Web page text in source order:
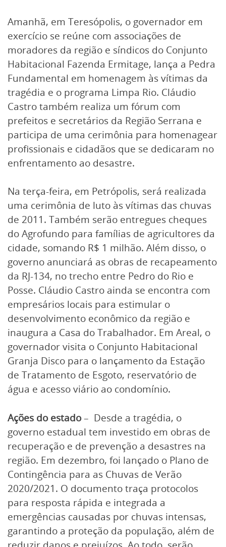
Amanhã, em Teresópolis, o governador em
exercício se reúne com associações de
moradores da região e síndicos do Conjunto
Habitacional Fazenda Ermitage, lança a Pedra
Fundamental em homenagem às vítimas da
tragédia e o programa Limpa Rio. Cláudio
Castro também realiza um fórum com
prefeitos e secretários da Região Serrana e
participa de uma cerimônia para homenagear
profissionais e cidadãos que se dedicaram no
enfrentamento ao desastre.
Na terça-feira, em Petrópolis, será realizada
uma cerimônia de luto às vítimas das chuvas
de 2011. Também serão entregues cheques
do Agrofundo para famílias de agricultores da
cidade, somando R$ 1 milhão. Além disso, o
governo anunciará as obras de recapeamento
da RJ-134, no trecho entre Pedro do Rio e
Posse. Cláudio Castro ainda se encontra com
empresários locais para estimular o
desenvolvimento econômico da região e
inaugura a Casa do Trabalhador. Em Areal, o
governador visita o Conjunto Habitacional
Granja Disco para o lançamento da Estação
de Tratamento de Esgoto, reservatório de
água e acesso viário ao condomínio.
Ações do estado– Desde a tragédia, o
governo estadual tem investido em obras de
recuperação e de prevenção a desastres na
região. Em dezembro, foi lançado o Plano de
Contingência para as Chuvas de Verão
2020/2021. O documento traça protocolos
para resposta rápida e integrada a
emergências causadas por chuvas intensas,
garantindo a proteção da população, além de